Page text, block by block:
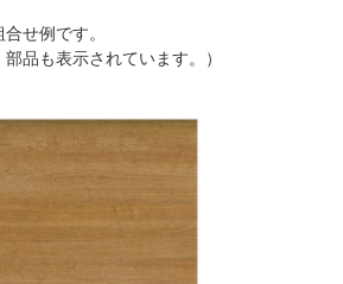
せ例です。
品も表示されています。）